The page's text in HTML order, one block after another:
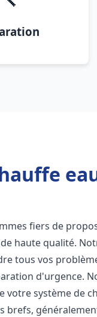
fiers de
de haute qualité.
tous vos
d'urgence.
votre système de
brefs,